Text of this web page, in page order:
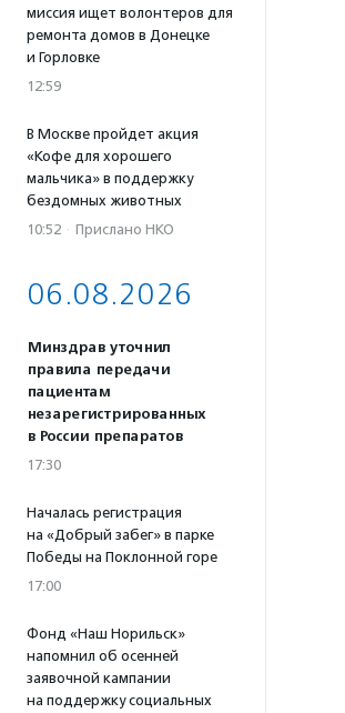
миссия ищет волонтеров для
ремонта домов в Донецке
и Горловке
12:59
В Москве пройдет акция
«Кофе для хорошего
мальчика» в поддержку
бездомных животных
10:52 · Прислано НКО
06.08.2026
Минздрав уточнил
правила передачи
пациентам
незарегистрированных
в России препаратов
17:30
Началась регистрация
на «Добрый забег» в парке
Победы на Поклонной горе
17:00
Фонд «Наш Норильск»
напомнил об осенней
заявочной кампании
на поддержку социальных